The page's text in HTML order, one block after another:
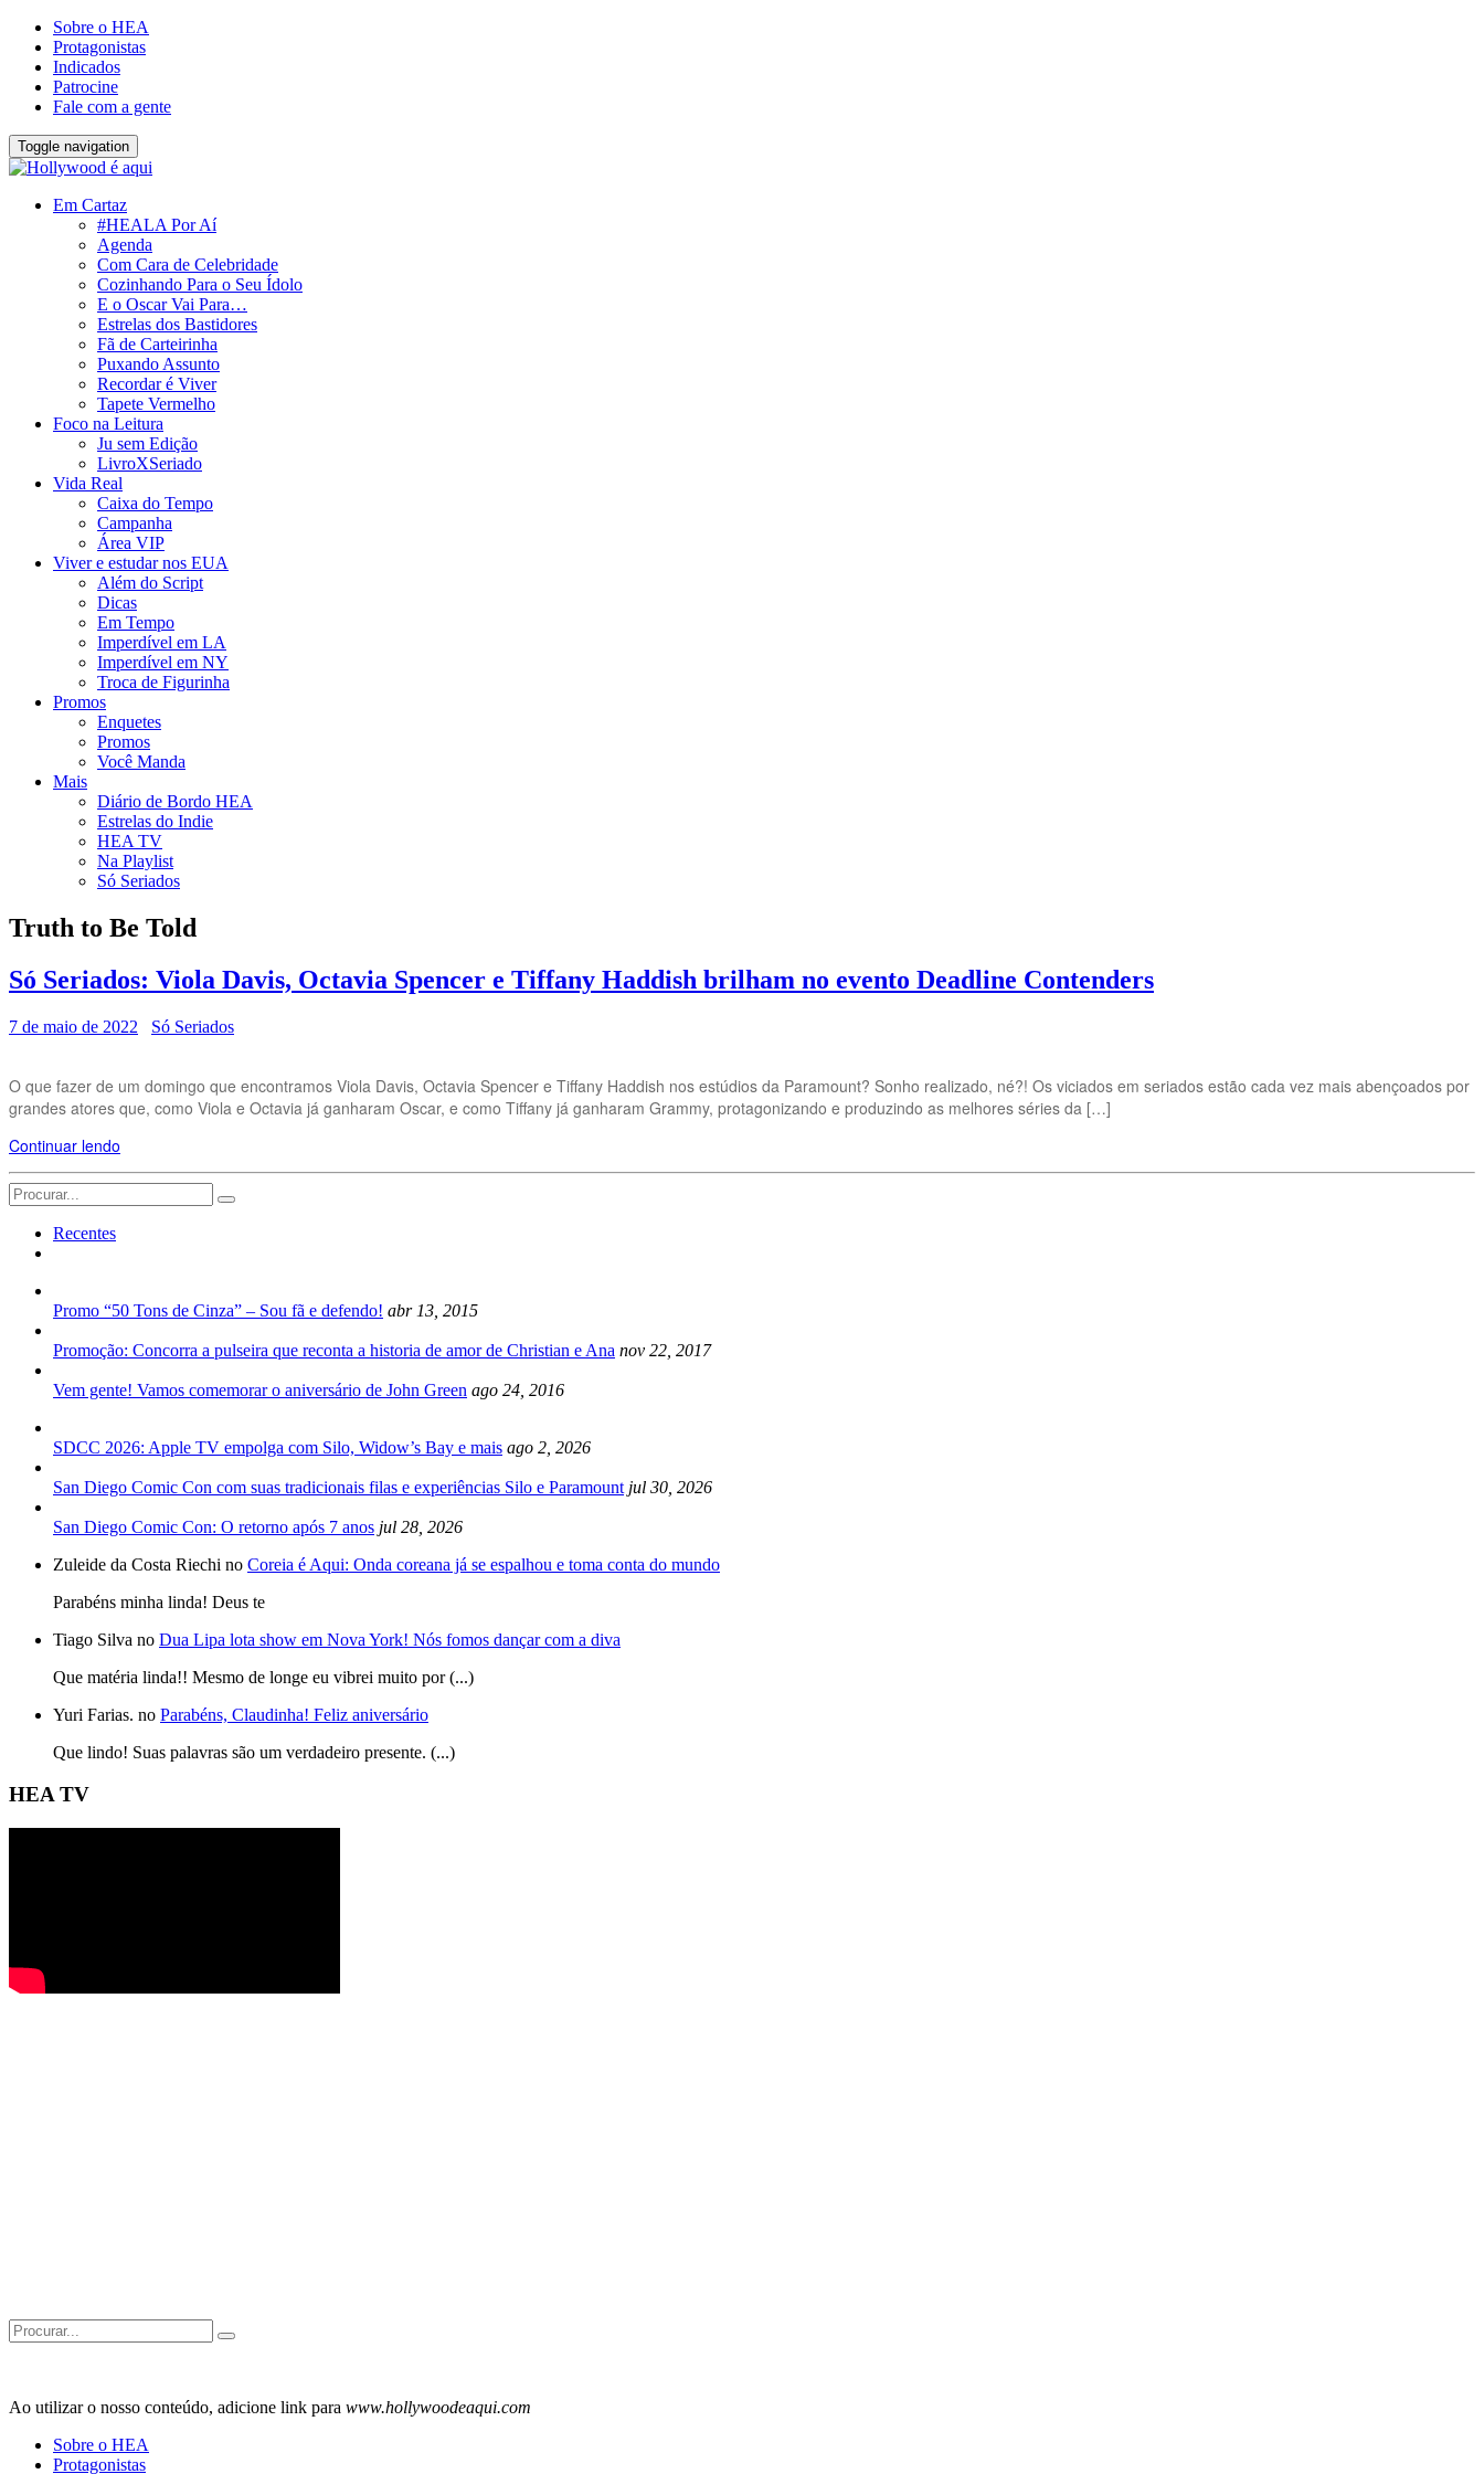
Sobre o HEA
Protagonistas
Indicados
Patrocine
Fale com a gente
Toggle navigation
Em Cartaz
#HEALA Por Aí
Agenda
Com Cara de Celebridade
Cozinhando Para o Seu Ídolo
E o Oscar Vai Para…
Estrelas dos Bastidores
Fã de Carteirinha
Puxando Assunto
Recordar é Viver
Tapete Vermelho
Foco na Leitura
Ju sem Edição
LivroXSeriado
Vida Real
Caixa do Tempo
Campanha
Área VIP
Viver e estudar nos EUA
Além do Script
Dicas
Em Tempo
Imperdível em LA
Imperdível em NY
Troca de Figurinha
Promos
Enquetes
Promos
Você Manda
Mais
Diário de Bordo HEA
Estrelas do Indie
HEA TV
Na Playlist
Só Seriados
Truth to Be Told
Só Seriados: Viola Davis, Octavia Spencer e Tiffany Haddish brilham no evento Deadline Contenders
7 de maio de 2022 Só Seriados
O que fazer de um domingo que encontramos Viola Davis, Octavia Spencer e Tiffany Haddish nos estúdios da Paramount? Sonho realizado, né?! Os viciados em seriados estão cada vez mais abençoados por
grandes atores que, como Viola e Octavia já ganharam Oscar, e como Tiffany já ganharam Grammy, protagonizando e produzindo as melhores séries da […]
Continuar lendo
Search
for:
Recentes
Promo “50 Tons de Cinza” – Sou fã e defendo! abr 13, 2015
Promoção: Concorra a pulseira que reconta a historia de amor de Christian e Ana nov 22, 2017
Vem gente! Vamos comemorar o aniversário de John Green ago 24, 2016
SDCC 2026: Apple TV empolga com Silo, Widow’s Bay e mais ago 2, 2026
San Diego Comic Con com suas tradicionais filas e experiências Silo e Paramount jul 30, 2026
San Diego Comic Con: O retorno após 7 anos jul 28, 2026
Zuleide da Costa Riechi no Coreia é Aqui: Onda coreana já se espalhou e toma conta do mundo
Parabéns minha linda! Deus te
Tiago Silva no Dua Lipa lota show em Nova York! Nós fomos dançar com a diva
Que matéria linda!! Mesmo de longe eu vibrei muito por (...)
Yuri Farias. no Parabéns, Claudinha! Feliz aniversário
Que lindo! Suas palavras são um verdadeiro presente. (...)
HEA TV
Search
for:
Ao utilizar o nosso conteúdo, adicione link para www.hollywoodeaqui.com
Sobre o HEA
Protagonistas